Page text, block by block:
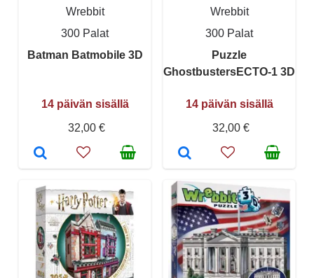
Wrebbit
300 Palat
Batman Batmobile 3D
14 päivän sisällä
32,00 €
Wrebbit
300 Palat
Puzzle
GhostbustersECTO-1 3D
14 päivän sisällä
32,00 €